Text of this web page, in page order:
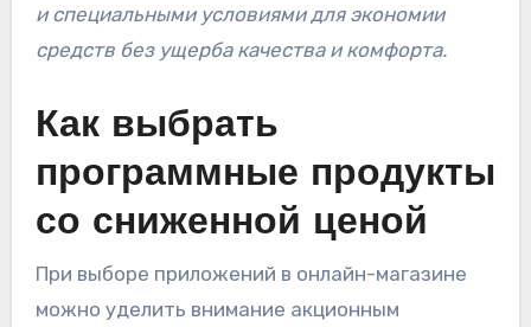
и специальными условиями для экономии
средств без ущерба качества и комфорта.
Как выбрать
программные продукты
со сниженной ценой
При выборе приложений в онлайн-магазине
можно уделить внимание акционным